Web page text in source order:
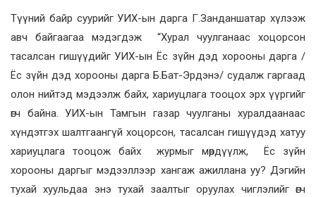
Түүний байр суурийг УИХ-ын дарга Г.Занданшатар хүлээж
авч байгаагаа мэдэгдэж “Хурал чуулганаас хоцорсон
тасалсан гишүүдийг УИХ-ын Ёс зүйн дэд хорооны дарга /
Ёс зүйн дэд хорооны дарга Б.Бат-Эрдэнэ/ судалж гаргаад
олон нийтэд мэдээлж байх, хариуцлага тооцох эрх үүргийг
өгч байна. УИХ-ын Тамгын газар чуулганы хуралдаанаас
хүндэтгэх шалтгаангүй хоцорсон, тасалсан гишүүдэд хатуу
хариуцлага тооцож байх журмыг мөрдүүлж, Ёс зүйн
хорооны даргыг мэдээллээр хангаж ажиллана уу? Дэгийн
тухай хуульдаа энэ тухай заалтыг оруулах чиглэлийг өгч